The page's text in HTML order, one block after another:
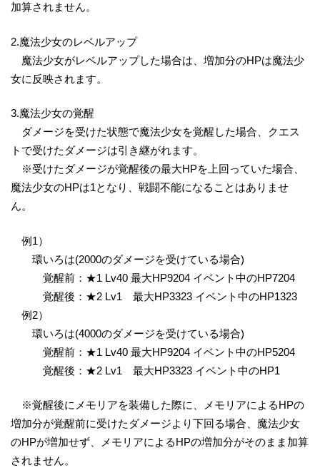
加算されません。
2.魔法少女のレベルアップ
魔法少女がレベルアップした場合は、増加分のHPは魔法少
女に反映されます。
3.魔法少女の覚醒
ダメージを受けた状態で魔法少女を覚醒した場合、クエス
トで受けたダメージは引き継がれます。
※受けたダメージが覚醒後の最大HPを上回っていた場合、
魔法少女のHPは1となり、戦闘不能になることはありませ
ん。
例1）
環いろは(2000のダメージを受けている場合)
覚醒前：★1 Lv40 最大HP9204 イベント中のHP7204
覚醒後：★2 Lv1 最大HP3323 イベント中のHP1323
例2）
環いろは(4000のダメージを受けている場合)
覚醒前：★1 Lv40 最大HP9204 イベント中のHP5204
覚醒後：★2 Lv1 最大HP3323 イベント中のHP1
※覚醒後にメモリアを装備した際に、メモリアによるHPの
増加分が覚醒前に受けたダメージより下回る場合、魔法少女
のHPが増加せず、メモリアによるHPの増加分がそのまま加算
されません。